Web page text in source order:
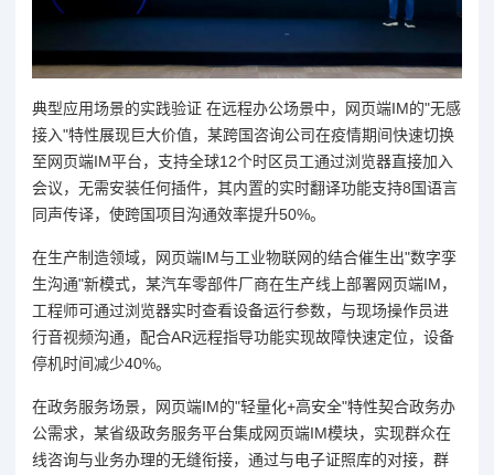
典型应用场景的实践验证 在远程办公场景中，网页端IM的"无感
接入"特性展现巨大价值，某跨国咨询公司在疫情期间快速切换
至网页端IM平台，支持全球12个时区员工通过浏览器直接加入
会议，无需安装任何插件，其内置的实时翻译功能支持8国语言
同声传译，使跨国项目沟通效率提升50%。
在生产制造领域，网页端IM与工业物联网的结合催生出"数字孪
生沟通"新模式，某汽车零部件厂商在生产线上部署网页端IM，
工程师可通过浏览器实时查看设备运行参数，与现场操作员进
行音视频沟通，配合AR远程指导功能实现故障快速定位，设备
停机时间减少40%。
在政务服务场景，网页端IM的"轻量化+高安全"特性契合政务办
公需求，某省级政务服务平台集成网页端IM模块，实现群众在
线咨询与业务办理的无缝衔接，通过与电子证照库的对接，群